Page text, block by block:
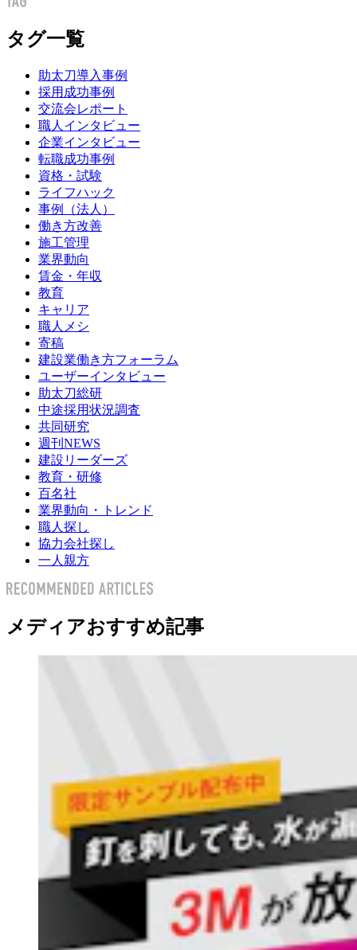
タグ一覧
助太刀導入事例
採用成功事例
交流会レポート
職人インタビュー
企業インタビュー
転職成功事例
資格・試験
ライフハック
事例（法人）
働き方改善
施工管理
業界動向
賃金・年収
教育
キャリア
職人メシ
寄稿
建設業働き方フォーラム
ユーザーインタビュー
助太刀総研
中途採用状況調査
共同研究
週刊NEWS
建設リーダーズ
教育・研修
百名社
業界動向・トレンド
職人探し
協力会社探し
一人親方
メディアおすすめ記事